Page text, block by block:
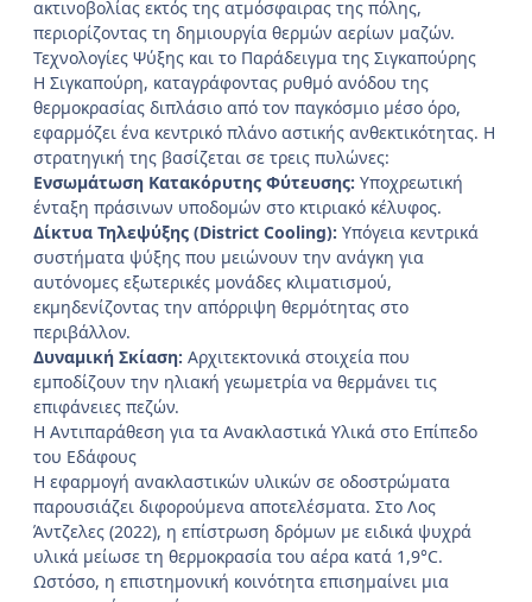
ακτινοβολίας εκτός της ατμόσφαιρας της πόλης,
περιορίζοντας τη δημιουργία θερμών αερίων μαζών.
Τεχνολογίες Ψύξης και το Παράδειγμα της Σιγκαπούρης
Η Σιγκαπούρη, καταγράφοντας ρυθμό ανόδου της
θερμοκρασίας διπλάσιο από τον παγκόσμιο μέσο όρο,
εφαρμόζει ένα κεντρικό πλάνο αστικής ανθεκτικότητας. Η
στρατηγική της βασίζεται σε τρεις πυλώνες:
Ενσωμάτωση Κατακόρυτης Φύτευσης: Υποχρεωτική
ένταξη πράσινων υποδομών στο κτιριακό κέλυφος.
Δίκτυα Τηλεψύξης (District Cooling): Υπόγεια κεντρικά
συστήματα ψύξης που μειώνουν την ανάγκη για
αυτόνομες εξωτερικές μονάδες κλιματισμού,
εκμηδενίζοντας την απόρριψη θερμότητας στο
περιβάλλον.
Δυναμική Σκίαση: Αρχιτεκτονικά στοιχεία που
εμποδίζουν την ηλιακή γεωμετρία να θερμάνει τις
επιφάνειες πεζών.
Η Αντιπαράθεση για τα Ανακλαστικά Υλικά στο Επίπεδο
του Εδάφους
Η εφαρμογή ανακλαστικών υλικών σε οδοστρώματα
παρουσιάζει διφορούμενα αποτελέσματα. Στο Λος
Άντζελες (2022), η επίστρωση δρόμων με ειδικά ψυχρά
υλικά μείωσε τη θερμοκρασία του αέρα κατά 1,9°C.
Ωστόσο, η επιστημονική κοινότητα επισημαίνει μια